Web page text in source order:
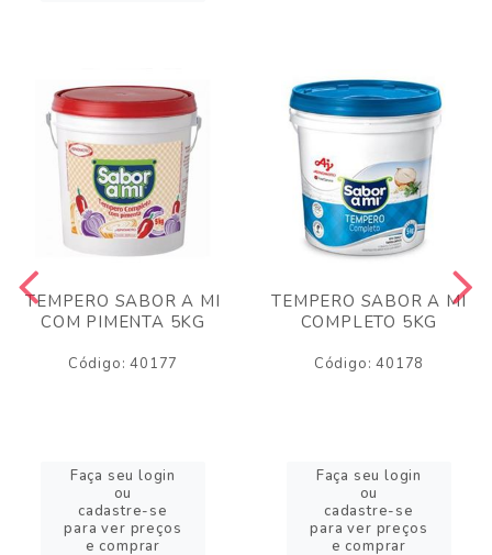
TEMPERO SABOR A MI
COM PIMENTA 5KG
Código: 40177
Faça seu login
ou
cadastre-se
para ver preços
e comprar
TEMPERO SABOR A MI
COMPLETO 5KG
Código: 40178
Faça seu login
ou
cadastre-se
para ver preços
e comprar